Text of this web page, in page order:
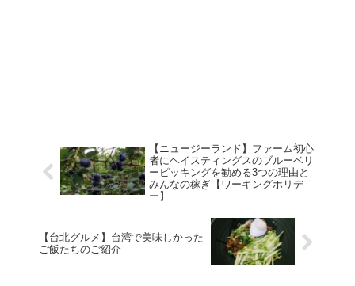
【ニュージーランド】ファーム初心
者にヘイスティングスのブルーベリ
ーピッキングを勧める3つの理由と
みんなの稼ぎ【ワーキングホリデ
ー】
【台北グルメ】台湾で美味しかった
ご飯たちのご紹介